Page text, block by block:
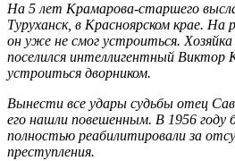
На 5 лет Крамарова-старшего
Туруханск, в Красноярском крае. На
он уже не смог устроиться.
поселился интеллигентный Виктор
устроиться дворником.
Вынести все удары судьбы отец
его нашли повешенным. В 1956 году
полностью реабилитировали за
преступления.